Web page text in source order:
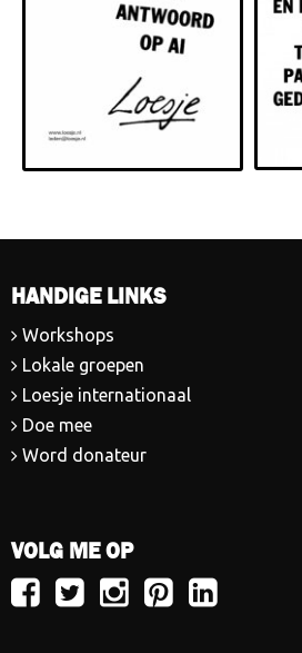
HANDIGE LINKS
Workshops
Lokale groepen
Loesje internationaal
Doe mee
Word donateur
VOLG ME OP
VolgVolgVolgVolgVolg